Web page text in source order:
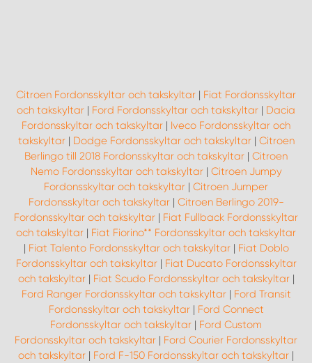
Citroen Fordonsskyltar och takskyltar | Fiat Fordonsskyltar
och takskyltar | Ford Fordonsskyltar och takskyltar | Dacia
Fordonsskyltar och takskyltar | Iveco Fordonsskyltar och
takskyltar| Dodge Fordonsskyltar och takskyltar| Citroen
Berlingo till 2018 Fordonsskyltar och takskyltar | Citroen
Nemo Fordonsskyltar och takskyltar| Citroen Jumpy
Fordonsskyltar och takskyltar | Citroen Jumper
Fordonsskyltar och takskyltar| Citroen Berlingo 2019-
Fordonsskyltar och takskyltar | Fiat Fullback Fordonsskyltar
och takskyltar | Fiat Fiorino** Fordonsskyltar och takskyltar
| Fiat Talento Fordonsskyltar och takskyltar| Fiat Doblo
Fordonsskyltar och takskyltar| Fiat Ducato Fordonsskyltar
och takskyltar| Fiat Scudo Fordonsskyltar och takskyltar|
Ford Ranger Fordonsskyltar och takskyltar| Ford Transit
Fordonsskyltar och takskyltar| Ford Connect
Fordonsskyltar och takskyltar | Ford Custom
Fordonsskyltar och takskyltar | Ford Courier Fordonsskyltar
och takskyltar | Ford F-150 Fordonsskyltar och takskyltar |